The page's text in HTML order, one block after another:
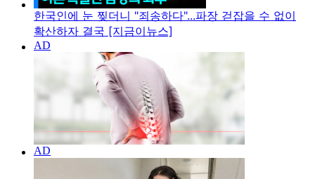
한국인에 눈 찢더니 "죄송하다"...파장 걷잡을 수 없이
확산하자 결국 [지금이뉴스]